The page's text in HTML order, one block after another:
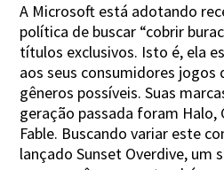
A Microsoft está adotando
política de buscar “cobrir
títulos exclusivos. Isto é, ela
aos seus consumidores jogos
gêneros possíveis. Suas
geração passada foram Halo,
Fable. Buscando variar este
lançado Sunset Overdive, um